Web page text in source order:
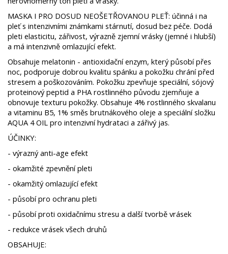
MASKA I PRO DOSUD NEOŠETŘOVANOU PLEŤ: účinná i na
pleť s intenzivními známkami stárnutí, dosud bez péče. Dodá
pleti elasticitu, zářivost, výrazně zjemní vrásky (jemné i hlubší)
a má intenzivně omlazující efekt.
Obsahuje melatonin - antioxidační enzym, který působí přes
noc, podporuje dobrou kvalitu spánku a pokožku chrání před
stresem a poškozováním. Pokožku zpevňuje speciální, sójový
proteinový peptid a PHA rostlinného původu zjemňuje a
obnovuje texturu pokožky. Obsahuje 4% rostlinného skvalanu
a vitaminu B5, 1% směs brutnákového oleje a speciální složku
AQUA 4 OIL pro intenzivní hydrataci a zářivý jas.
ÚČINKY:
- výrazný anti-age efekt
- okamžité zpevnění pleti
- okamžitý omlazující efekt
- působí pro ochranu pleti
- působí proti oxidačnímu stresu a další tvorbě vrásek
- redukce vrásek všech druhů
OBSAHUJE: